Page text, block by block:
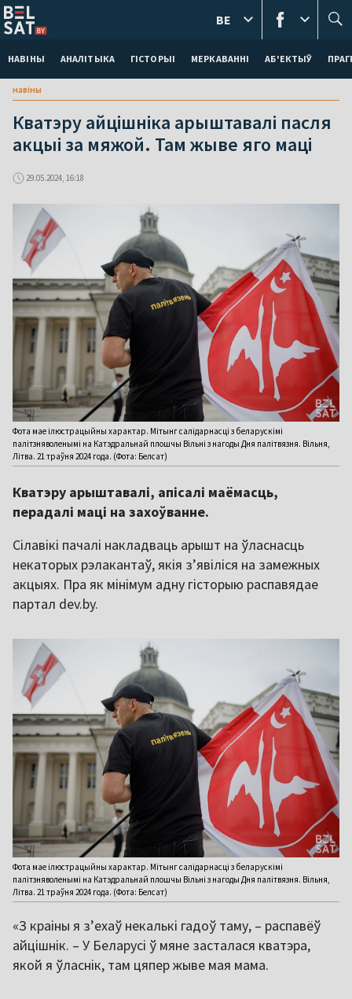
НАВІНЫ АНАЛІТЫКА ГІСТОРЫІ МЕРКАВАННI АБ'ЕКТЫЎ
BE
навіны
Кватэру айцішніка арыштавалі пасля
акцыі за мяжой. Там жыве яго маці
29.05.2024, 16:18
Фота мае ілюстрацыйны характар. Мітынг салідарнасці з беларускімі
палітзняволенымі на Катэдральнай плошчы Вільні з нагоды Дня палітвязня. Вільня,
Літва. 21 траўня 2024 года. (Фота: Белсат)
Кватэру арыштавалі, апісалі маёмасць,
перадалі маці на захоўванне.
Сілавікі пачалі накладваць арышт на ўласнасць
некаторых рэлакантаў, якія з’явіліся на замежных
акцыях. Пра як мінімум адну гісторыю распавядае
партал dev.by.
Фота мае ілюстрацыйны характар. Мітынг салідарнасці з беларускімі
палітзняволенымі на Катэдральнай плошчы Вільні з нагоды Дня палітвязня. Вільня,
Літва. 21 траўня 2024 года. (Фота: Белсат)
«З краіны я з’ехаў некалькі гадоў таму, – распавёў
айцішнік. – У Беларусі ў мяне засталася кватэра,
якой я ўласнік, там цяпер жыве мая мама.